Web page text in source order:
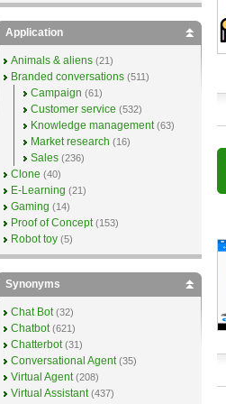
Application
Animals & aliens (21)
Branded conversations (511)
Campaign (61)
Customer service (532)
Knowledge management (63)
Market research (16)
Sales (236)
Clone (40)
E-Learning (21)
Gaming (14)
Proof of Concept (153)
Robot toy (5)
Synonyms
Chat Bot (32)
Chatbot (621)
Chatterbot (31)
Conversational Agent (35)
Virtual Agent (208)
Virtual Assistant (437)